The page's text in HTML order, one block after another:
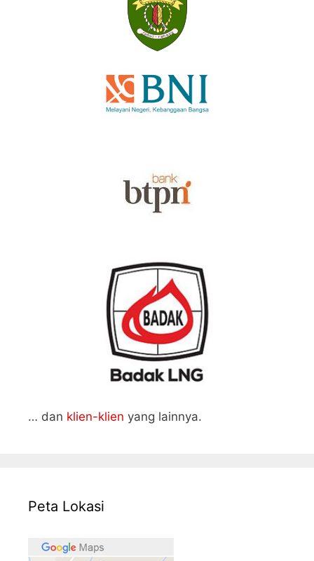
… dan klien-klien yang lainnya.
Peta Lokasi